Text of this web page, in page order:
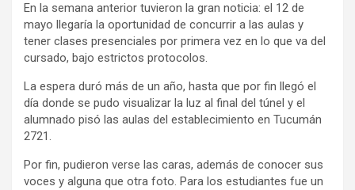
En la semana anterior tuvieron la gran noticia: el 12 de
mayo llegaría la oportunidad de concurrir a las aulas y
tener clases presenciales por primera vez en lo que va del
cursado, bajo estrictos protocolos.
La espera duró más de un año, hasta que por fin llegó el
día donde se pudo visualizar la luz al final del túnel y el
alumnado pisó las aulas del establecimiento en Tucumán
2721.
Por fin, pudieron verse las caras, además de conocer sus
voces y alguna que otra foto. Para los estudiantes fue un